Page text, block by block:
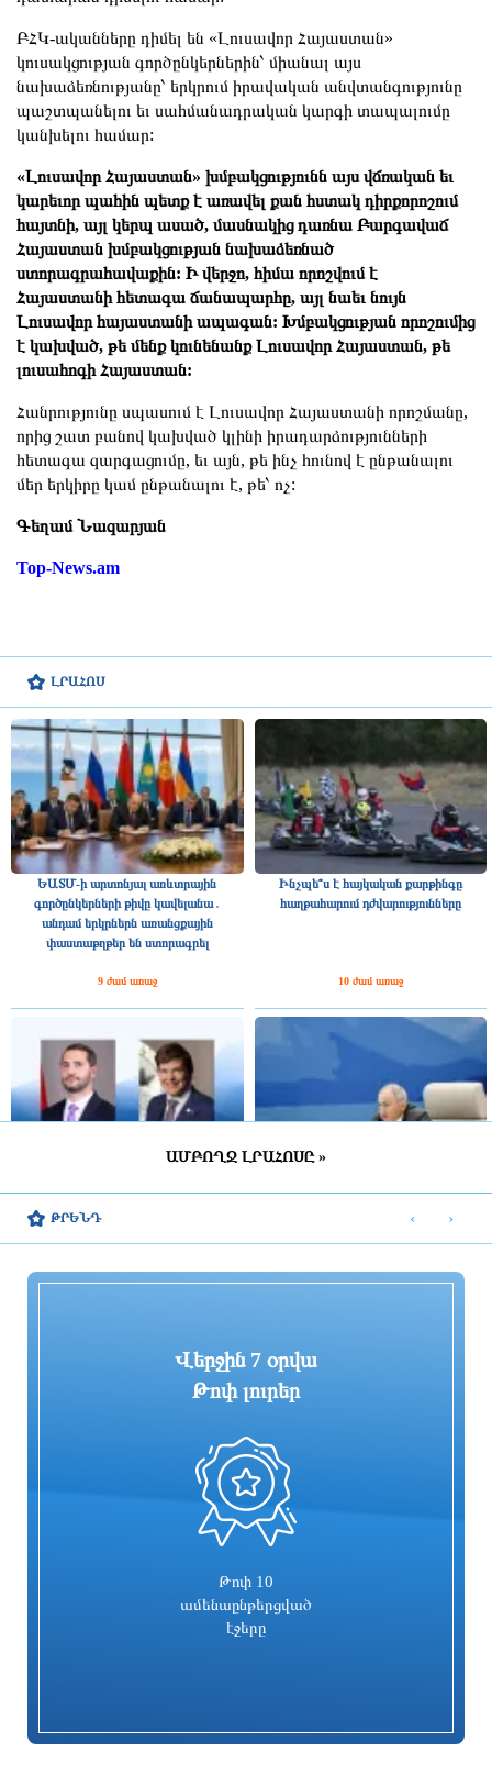
ԼՐԱՀՈՍ
ԵԱՏՄ-ի արտոնյալ առևտրային
գործընկերների թիվը կավելանա․
անդամ երկրներն առանցքային
փաստաթղթեր են ստորագրել
9 ժամ առաջ
Ինչպե՞ս է հայկական քարթինգը
հաղթահարում դժվարությունները
10 ժամ առաջ
ՀՀ ԱԺ նախագահի պաշտոնում
ընտրվելու կապակցությամբ
Գարեգին Բ-ի և վեց եպիսկոպոսների
ինքնաբացարկ հայտնեց. նոր
Իսրայելն արձագանքել է Թուրքիայի
ԱՄԲՈՂՋ ԼՐԱՀՈՍԸ »
ԲՀԿ-ականները դիմել են «Լուսավոր Հայաստան»
կուսակցության գործընկերներին՝ միանալ այս
նախաձեռնությանը՝ երկրում իրավական անվտանգությունը
պաշտպանելու եւ սահմանադրական կարգի տապալումը
կանխելու համար:
«Լուսավոր Հայաստան» խմբակցությունն այս վճռական եւ
կարեւոր պահին պետք է առավել քան հստակ դիրքորոշում
հայտնի, այլ կերպ ասած, մասնակից դառնա Բարգավաճ
Հայաստան խմբակցության նախաձեռնած
ստորագրահավաքին: Ի վերջո, հիմա որոշվում է
Հայաստանի հետագա ճանապարհը, այլ նաեւ նույն
Լուսավոր հայաստանի ապագան: Խմբակցության որոշումից
է կախված, թե մենք կունենանք Լուսավոր Հայաստան, թե
լուսահոգի Հայաստան:
Հանրությունը սպասում է Լուսավոր Հայաստանի որոշմանը,
որից շատ բանով կախված կլինի իրադարձությունների
հետագա զարգացումը, եւ այն, թե ինչ հունով է ընթանալու
մեր երկիրը կամ ընթանալու է, թե՝ ոչ:
Գեղամ Նազարյան
Top-News.am
ԹՐԵՆԴ
Վերջին 7 օրվա
Թոփ լուրեր
Թոփ 10
ամենաընթերցված
էջերը
‹ ›